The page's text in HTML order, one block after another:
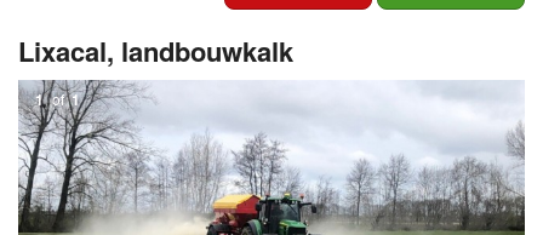
Lixacal, landbouwkalk
1 of 1